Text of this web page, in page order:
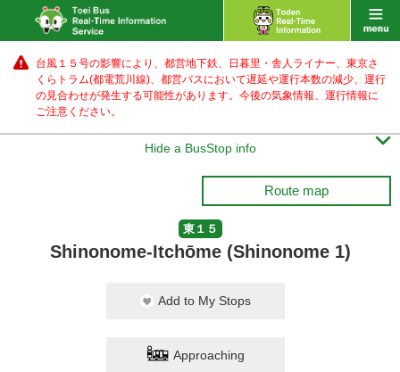
台風１５号の影響により、都営地下鉄、日暮里・舎人ライナー、東京さ
くらトラム(都電荒川線)、都営バスにおいて遅延や運行本数の減少、運行
の見合わせが発生する可能性があります。 今後の気象情報、運行情報に
ご注意ください。
Hide a BusStop info 
Route map
東１５
Shinonome-Itchōme (Shinonome 1)
Add to My Stops
Approaching